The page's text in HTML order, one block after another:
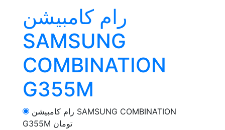
رام کامبیشن
SAMSUNG
COMBINATION
G355M
رام کامبیشن SAMSUNG COMBINATION
G355M تومان